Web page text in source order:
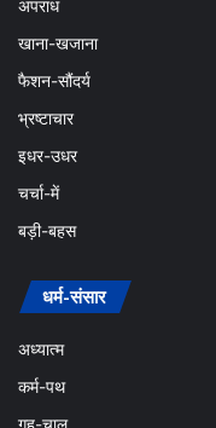
अपराध
खाना-खजाना
फैशन-सौंदर्य
भ्रष्टाचार
इधर-उधर
चर्चा-में
बड़ी-बहस
धर्म-संसार
अध्यात्म
कर्म-पथ
गृह-चाल